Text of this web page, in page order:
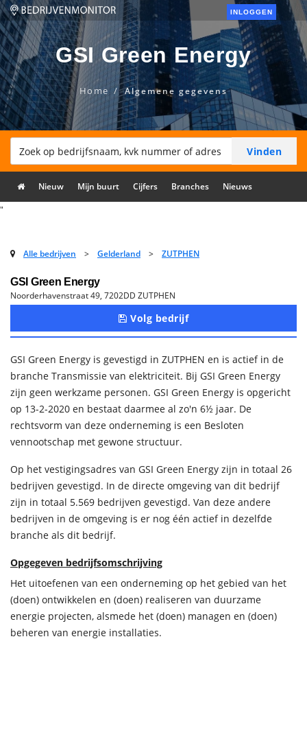
INLOGGEN
GSI Green Energy
Home Algemene gegevens
Nieuw Mijn buurt Cijfers Branches
Nieuws
"
Alle bedrijven > Gelderland > ZUTPHEN
GSI Green Energy
Noorderhavenstraat 49, 7202DD ZUTPHEN
Volg bedrijf
GSI Green Energy is gevestigd in ZUTPHEN en is actief in de
branche Transmissie van elektriciteit. Bij GSI Green Energy
zijn geen werkzame personen. GSI Green Energy is opgericht
op 13-2-2020 en bestaat daarmee al zo'n 6½ jaar. De
rechtsvorm van deze onderneming is een Besloten
vennootschap met gewone structuur.
Op het vestigingsadres van GSI Green Energy zijn in totaal 26
bedrijven gevestigd. In de directe omgeving van dit bedrijf
zijn in totaal 5.569 bedrijven gevestigd. Van deze andere
bedrijven in de omgeving is er nog één actief in dezelfde
branche als dit bedrijf.
Opgegeven bedrijfsomschrijving
Het uitoefenen van een onderneming op het gebied van het
(doen) ontwikkelen en (doen) realiseren van duurzame
energie projecten, alsmede het (doen) managen en (doen)
beheren van energie installaties.